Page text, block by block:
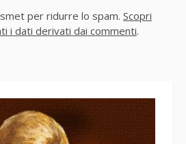
per ridurre lo spam. Scopri
i dati derivati dai commenti.